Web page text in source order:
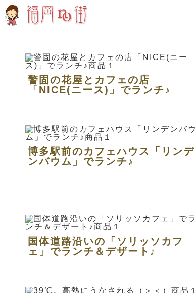
警固の花屋とカフェの店
「NICE(ニース)」でランチ♪
博多駅前のカフェハウス「リンデ
ンバウム」でランチ♪
国体道路沿いの「ソリッソカフ
ェ」でランチ＆デザート♪